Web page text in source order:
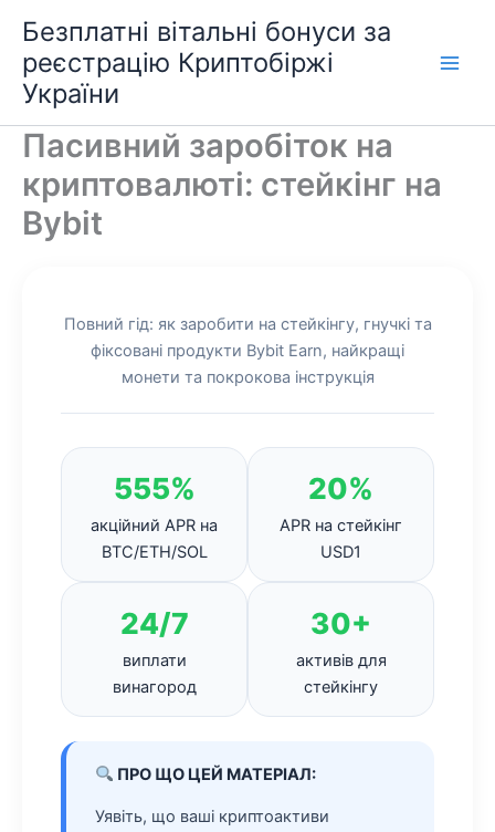
вмісту
Безплатні вітальні бонуси за
реєстрацію Криптобіржі
України
Пасивний заробіток на
криптовалюті: стейкінг на
Bybit
Повний гід: як заробити на стейкінгу, гнучкі та
фіксовані продукти Bybit Earn, найкращі
монети та покрокова інструкція
555%
акційний APR на
BTC/ETH/SOL
20%
APR на стейкінг
USD1
24/7
виплати
винагород
30+
активів для
стейкінгу
ПРО ЩО ЦЕЙ МАТЕРІАЛ:
Уявіть, що ваші криптоактиви